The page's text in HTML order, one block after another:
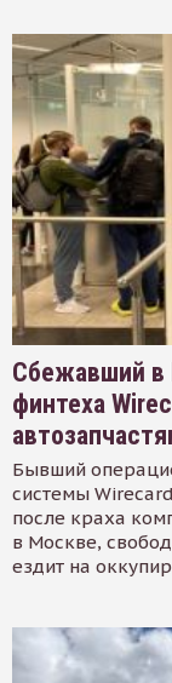
Сбежавший в
финтеха
Бывший
системы
после краха
в Москве,
ездит на